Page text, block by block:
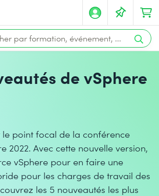
de vSphere
le point focal de la conférence
2022. Avec cette nouvelle version,
vSphere pour en faire une
pour les charges de travail des
les 5 nouveautés les plus